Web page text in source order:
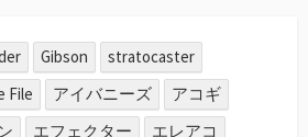
Gibson
stratocaster
File アイバニーズ
アコギ
エフェクター
エレアコ